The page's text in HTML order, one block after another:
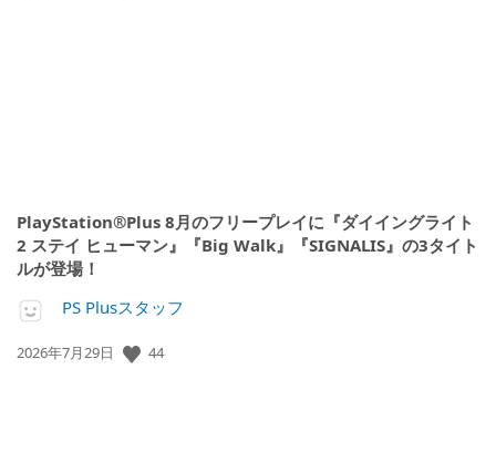
PlayStation®Plus 8月のフリープレイに『ダイイングライト
2 ステイ ヒューマン』『Big Walk』『SIGNALIS』の3タイト
ルが登場！
PS Plusスタッフ
公
2026年7月29日 44